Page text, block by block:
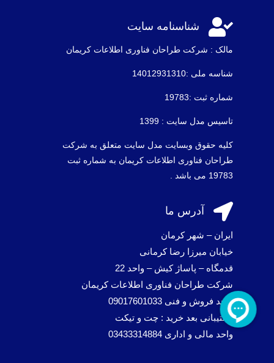
 شناسنامه سایت
مالک : شرکت طراحان فناوری اطلاعات كريمان
شناسه ملی :14012931310
شماره ثبت :19783
تاسیس مدل سایت : 1399
کلیه حقوق وبسایت مدل سایت متعلق به شرکت
طراحان فناوری اطلاعات کریمان به شماره ثبت
19783 می باشد .
 آدرس ما
ایران – شهر کرمان
خیابان میرزا رضا کرمانی
قدمگاه – پاساژ کیش – واحد 22
شرکت طراحان فناوری اطلاعات کریمان
واحد فروش و فنی 09017601033
پشتیبانی بعد خرید : چت و تیکت
واحد مالی و اداری 03433314884